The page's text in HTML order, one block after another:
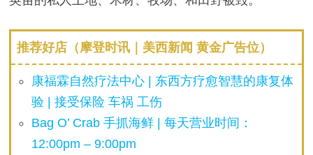
推荐好店（摩登时讯｜美西新闻 黄金广告位）
康福霖自然疗法中心 | 东西方疗愈智慧的康复体
验 | 接受保险 车祸 工伤
Bag O’ Crab 手抓海鲜 | 每天营业时间：
12:00pm – 9:00pm